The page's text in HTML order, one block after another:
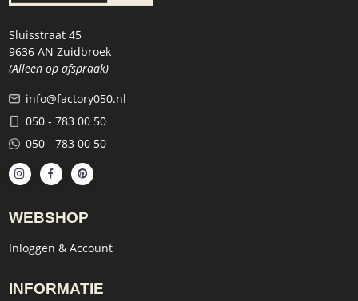
Sluisstraat 45
9636 AN Zuidbroek
(Alleen op afspraak)
info@factory050.nl
050 - 783 00 50
050 - 783 00 50
WEBSHOP
Inloggen & Account
INFORMATIE